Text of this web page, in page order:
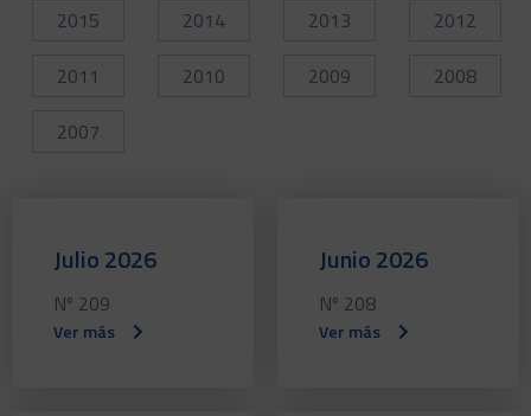
2015
2014 2013
2012
2011
2010 2009
2008
2007
Julio 2026
Nº 209
Ver más
Junio 2026
Nº 208
Ver más